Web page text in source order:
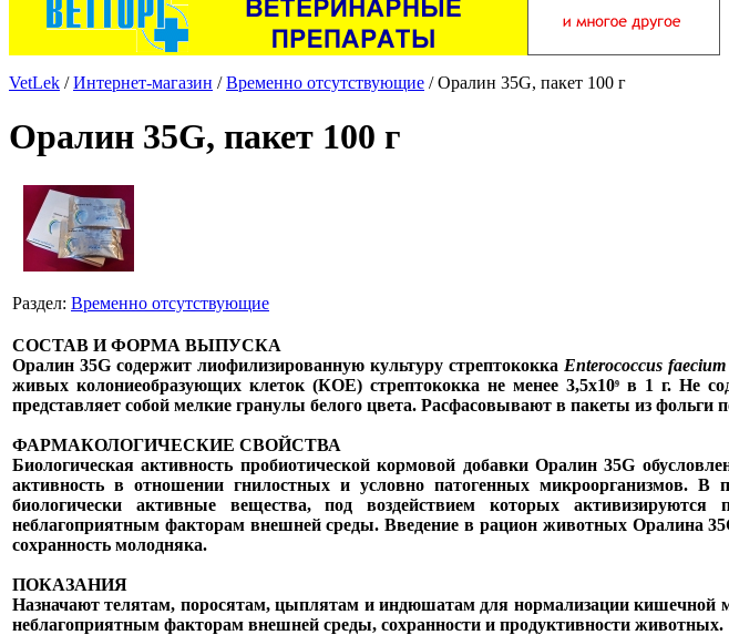
VetLek /Интернет-магазин /Временно отсутствующие / Оралин 35G, пакет 100 г
Оралин 35G, пакет 100 г
Раздел: Временно отсутствующие
СОСТАВ И ФОРМА ВЫПУСКА
Оралин 35G содержит лиофилизированную культуру стрептококка Enterococcus faecium
живых колониеобразующих клеток (КОЕ) стрептококка не менее 3,5х109 в 1 г. Не
представляет собой мелкие гранулы белого цвета. Расфасовывают в пакеты из фольги
ФАРМАКОЛОГИЧЕСКИЕ СВОЙСТВА
Биологическая активность пробиотической кормовой добавки Оралин 35G
активность в отношении гнилостных и условно патогенных микроорганизмов. В
биологически активные вещества, под воздействием которых
неблагоприятным факторам внешней среды. Введение в рацион животных Оралина
сохранность молодняка.
ПОКАЗАНИЯ
Назначают телятам, поросятам, цыплятам и индюшатам для нормализации
неблагоприятным факторам внешней среды, сохранности и продуктивности животных.